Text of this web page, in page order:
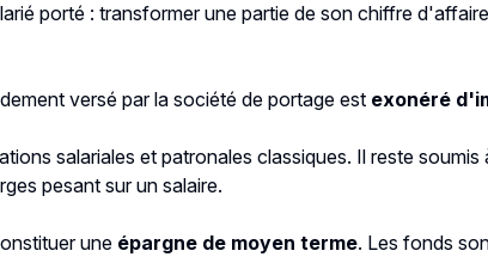
porté : transformer une partie de son chiffre
versé par la société de portage est exonéré
salariales et patronales classiques. Il reste soumis
pesant sur un salaire.
une épargne de moyen terme. Les fonds